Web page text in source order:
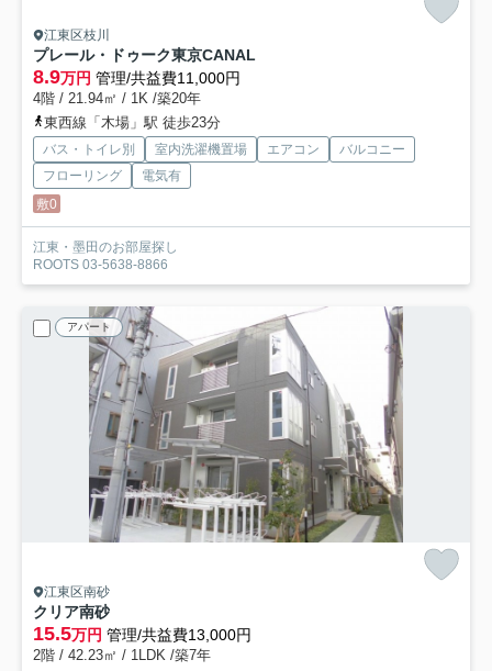
江東区枝川
プレール・ドゥーク東京CANAL
8.9万円 管理/共益費11,000円
4階 / 21.94㎡ / 1K /築20年
東西線「木場」駅 徒歩23分
バス・トイレ別 室内洗濯機置場 エアコン
バルコニー
フローリング
電気有
敷0
江東・墨田のお部屋探し
ROOTS 03-5638-8866
アパート
江東区南砂
クリア南砂
15.5万円 管理/共益費13,000円
2階 / 42.23㎡ / 1LDK /築7年